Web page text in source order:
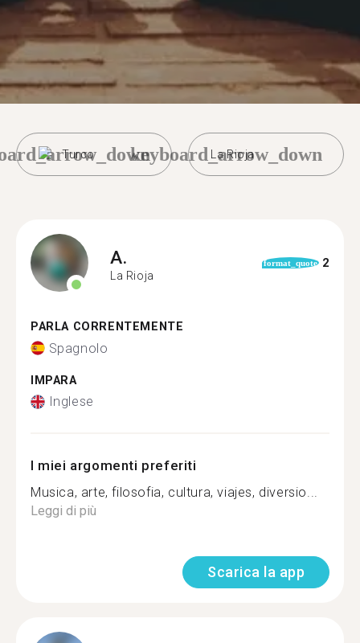
Turco La Rioja
keyboard_arrow_down
A.
La Rioja
format_quote 2
PARLA CORRENTEMENTE
Spagnolo
IMPARA
Inglese
I miei argomenti preferiti
Musica, arte, filosofia, cultura, viajes, diversio...
Leggi di più
Scarica la app